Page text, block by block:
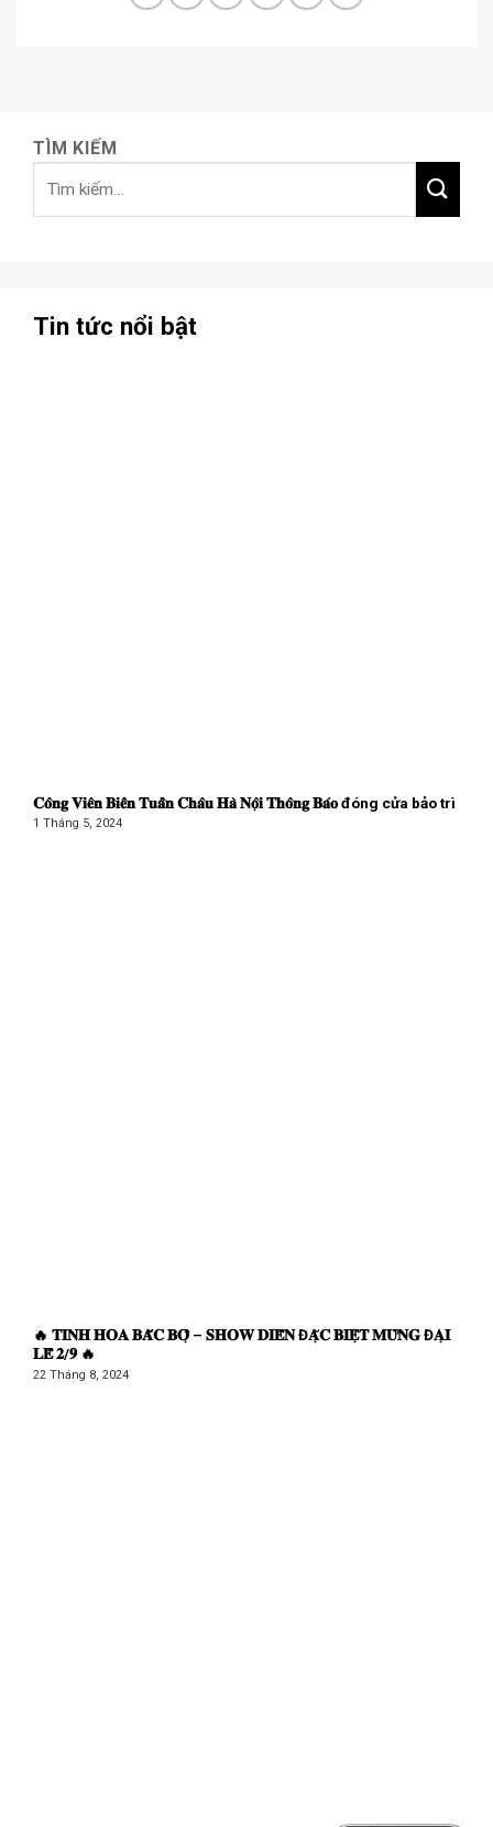
TÌM KIẾM
Tin tức nổi bật
𝐂𝐨̂𝐧𝐠 𝐕𝐢𝐞̂𝐧 𝐁𝐢𝐞̂̉𝐧 𝐓𝐮𝐚̂̀𝐧 𝐂𝐡𝐚̂𝐮 𝐇𝐚̀ 𝐍𝐨̣̂𝐢 𝐓𝐡𝐨̂𝐧𝐠 𝐁𝐚́𝐨 đóng cửa bảo trì
1 Tháng 5, 2024
🔥 𝐓𝐈𝐍𝐇 𝐇𝐎𝐀 𝐁𝐀̆́𝐂 𝐁𝐎̣̂ – 𝐒𝐇𝐎𝐖 𝐃𝐈𝐄̂̃𝐍 Đ𝐀̣̆𝐂 𝐁𝐈𝐄̣̂𝐓 𝐌𝐔̛̀𝐍𝐆 Đ𝐀̣𝐈
𝐋𝐄̂̃ 𝟐/𝟗 🔥
22 Tháng 8, 2024